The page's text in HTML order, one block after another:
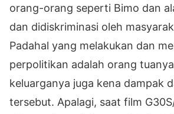
orang-orang seperti Bimo dan
dan didiskriminasi oleh
Padahal yang melakukan dan
perpolitikan adalah orang
keluarganya juga kena dampak
tersebut. Apalagi, saat film